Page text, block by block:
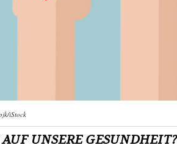
iStock
UNSERE GESUNDHEIT?